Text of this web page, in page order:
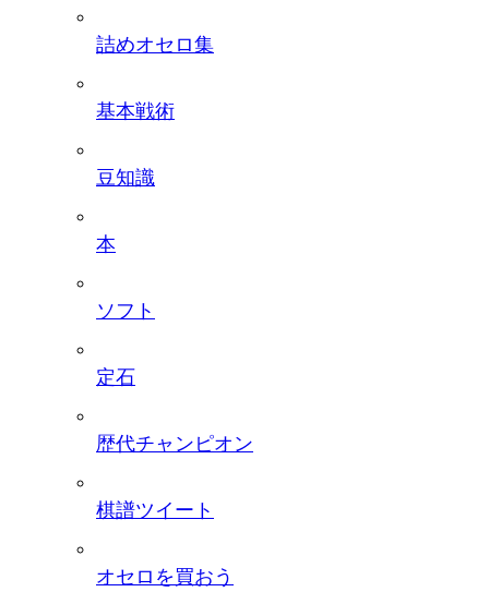
詰めオセロ集
基本戦術
豆知識
本
ソフト
定石
歴代チャンピオン
棋譜ツイート
オセロを買おう